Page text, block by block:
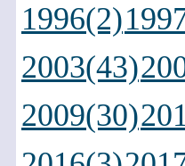
1996(2)
2003(43)
2009(30)